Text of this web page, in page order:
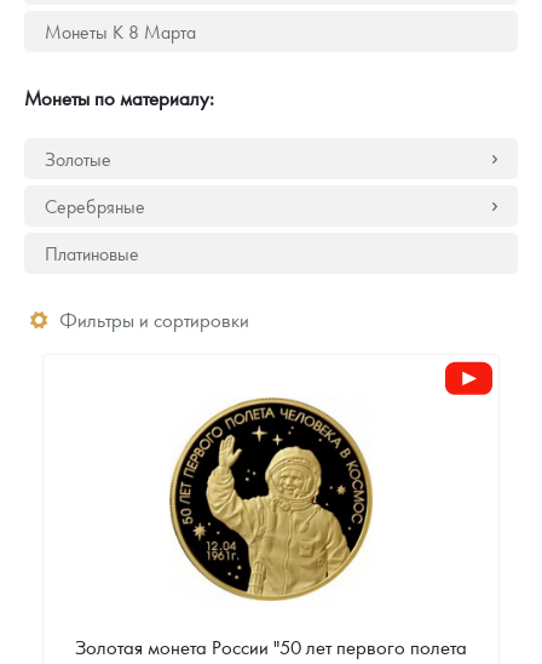
Наборы подарочных и коллекционных монет
Монеты и жетоны из недрагоценных металлов
Книги по нумизматике
Монеты К 8 Марта
Монеты по материалу:
Золотые
Серебряные
Платиновые
Фильтры и сортировки
Золотая монета России "50 лет первого полета